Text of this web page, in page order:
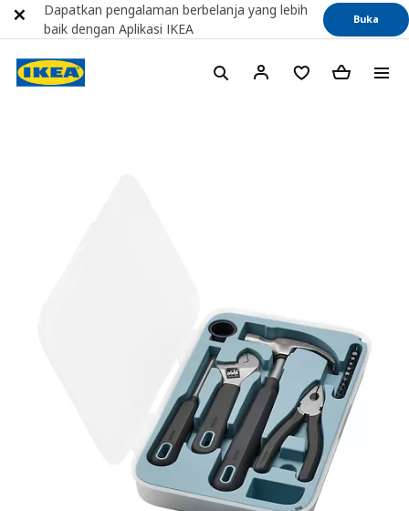
Dapatkan pengalaman berbelanja yang lebih
baik dengan Aplikasi IKEA
Buka